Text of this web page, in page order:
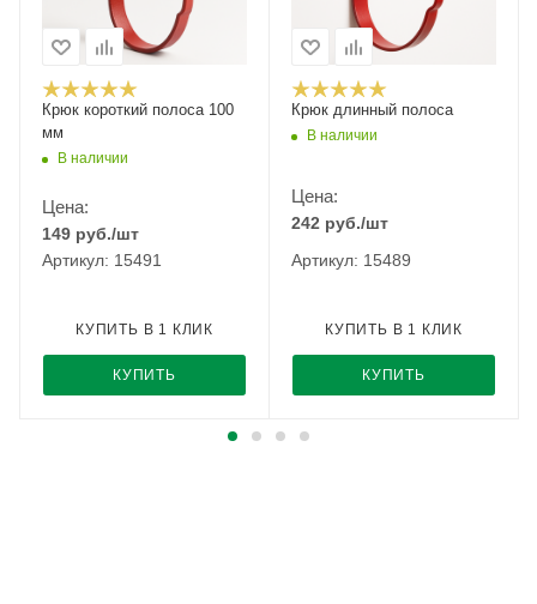
Крюк короткий полоса 100
мм
В наличии
Цена:
149 руб./шт
Артикул: 15491
КУПИТЬ
КУПИТЬ В 1 КЛИК
Крюк длинный полоса
В наличии
Цена:
242 руб./шт
Артикул: 15489
КУПИТЬ
КУПИТЬ В 1 КЛИК